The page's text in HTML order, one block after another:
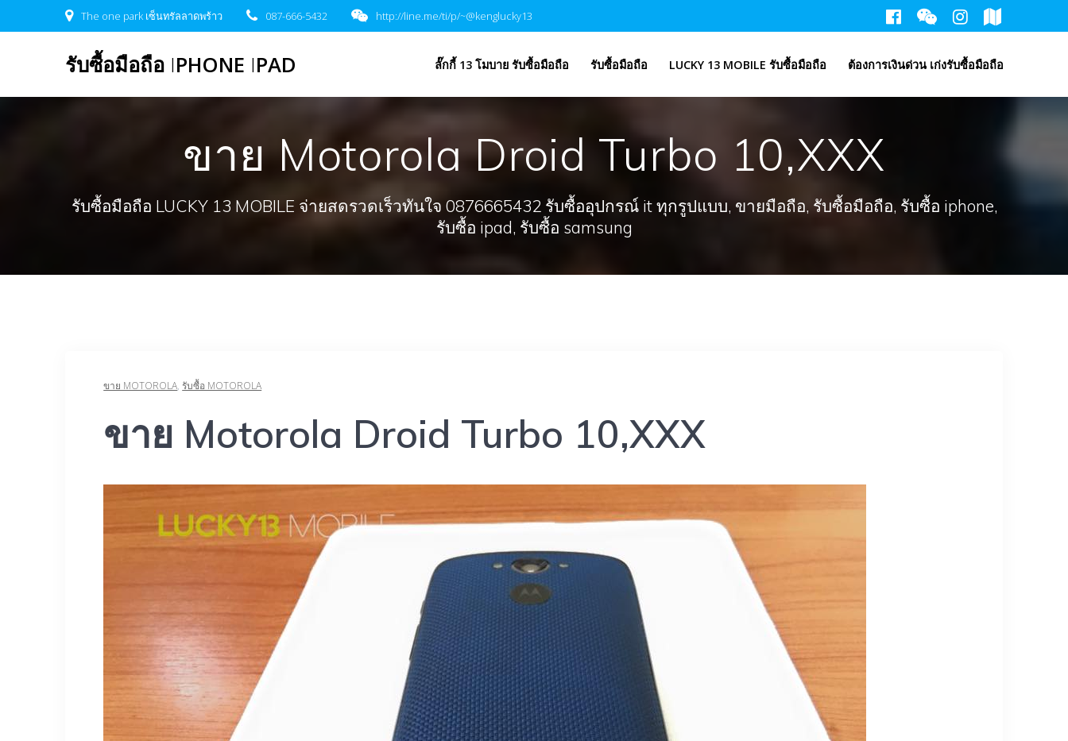
to
The one park เซ็นทรัลลาดพร้าว 087-666-5432 http://line.me/ti/p/~@kenglucky13
รับซื้อมือถือ IPHONE IPAD ​ลั๊กกี้ 13 โมบาย รับซื้อมือถือ รับซื้อมือถือ LUCKY 13 MOBILE รับซื้อมือถือ ต้องการเงินด่วน เก่งรับซื้อมือถือ
ขาย Motorola Droid Turbo 10,XXX
รับซื้อมือถือ LUCKY 13 MOBILE จ่ายสดรวดเร็วทันใจ 0876665432 รับซื้ออุปกรณ์ it ทุกรูปแบบ, ขายมือถือ, รับซื้อมือถือ, รับซื้อ iphone,
รับซื้อ ipad, รับซื้อ samsung
ขาย MOTOROLA, รับซื้อ MOTOROLA
ขาย Motorola Droid Turbo 10,XXX